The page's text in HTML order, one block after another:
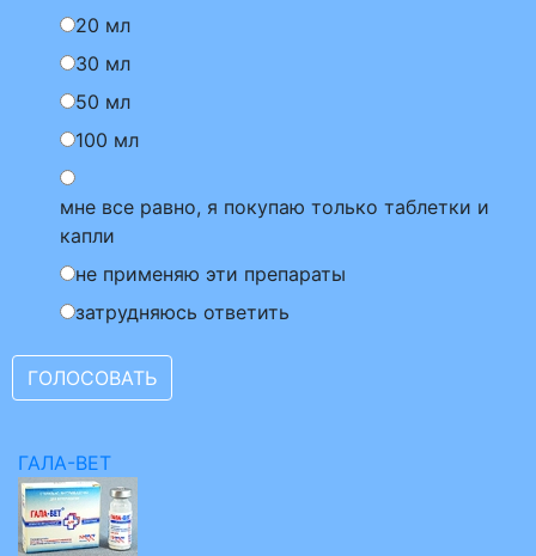
20 мл
30 мл
50 мл
100 мл
мне все равно, я покупаю только таблетки и
капли
не применяю эти препараты
затрудняюсь ответить
ГАЛА-ВЕТ